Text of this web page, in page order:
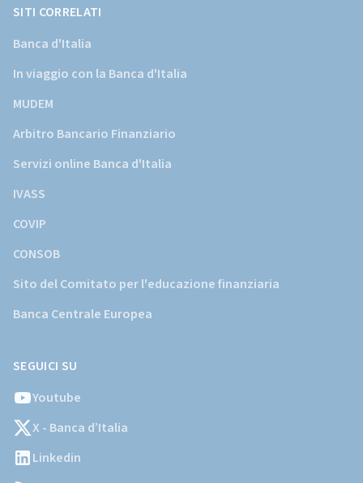
SITI CORRELATI
Banca d'Italia
In viaggio con la Banca d'Italia
MUDEM
Arbitro Bancario Finanziario
Servizi online Banca d'Italia
IVASS
COVIP
CONSOB
Sito del Comitato per l'educazione finanziaria
Banca Centrale Europea
SEGUICI SU
Youtube
X - Banca d’Italia
Linkedin